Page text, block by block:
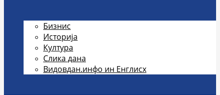
Бизнис
Историја
Култура
Слика дана
Видовдан.инфо ин Енглисх